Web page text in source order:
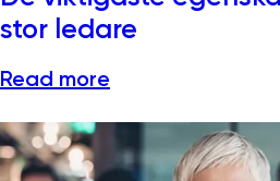
stor ledare
Read more